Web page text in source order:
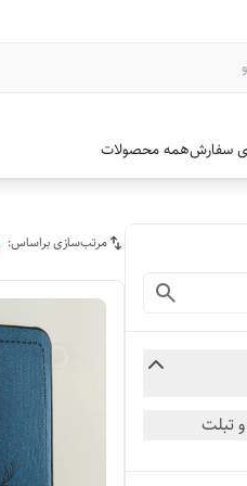
سفارشهمه محصولات
تبلت
مرتب‌سازی براساس: